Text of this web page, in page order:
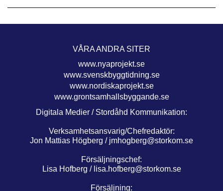
VÅRA ANDRA SITER
www.nyaprojekt.se
www.svenskbyggtidning.se
www.nordiskaprojekt.se
www.grontsamhallsbyggande.se
Digitala Medier / Stordåhd Kommunikation:
Verksamhetsansvarig/Chefredaktör:
Jon Mattias Högberg / jmhogberg@storkom.se
Försäljningschef:
Lisa Hofberg / lisa.hofberg@storkom.se
Försäljning: